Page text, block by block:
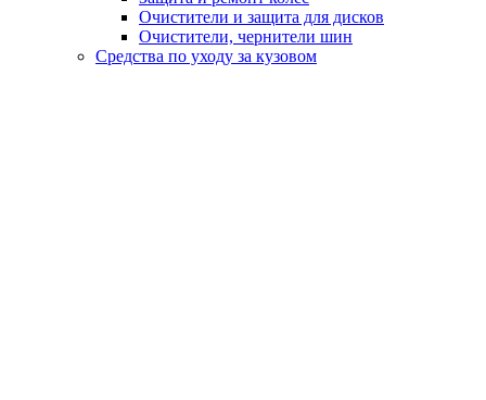
Очистители и защита для дисков
Очистители, чернители шин
Средства по уходу за кузовом